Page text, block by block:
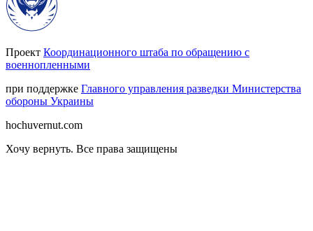
Проект Координационного штаба по обращению с
военнопленными
при поддержке Главного управления разведки Министерства
обороны Украины
hochuvernut.com
Хочу вернуть. Все права защищены